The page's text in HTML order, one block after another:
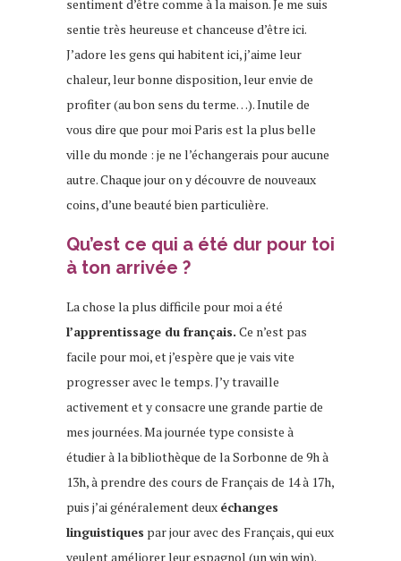
sentiment d’être comme à la maison. Je me suis
sentie très heureuse et chanceuse d’être ici.
J’adore les gens qui habitent ici, j’aime leur
chaleur, leur bonne disposition, leur envie de
profiter (au bon sens du terme…). Inutile de
vous dire que pour moi Paris est la plus belle
ville du monde : je ne l’échangerais pour aucune
autre. Chaque jour on y découvre de nouveaux
coins, d’une beauté bien particulière.
Qu’est ce qui a été dur pour toi
à ton arrivée ?
La chose la plus difficile pour moi a été
l’apprentissage du français. Ce n’est pas
facile pour moi, et j’espère que je vais vite
progresser avec le temps. J’y travaille
activement et y consacre une grande partie de
mes journées. Ma journée type consiste à
étudier à la bibliothèque de la Sorbonne de 9h à
13h, à prendre des cours de Français de 14 à 17h,
puis j’ai généralement deux échanges
linguistiques par jour avec des Français, qui eux
veulent améliorer leur espagnol (un win win).